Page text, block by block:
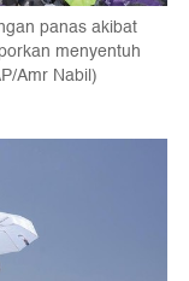
panas akibat
menyentuh
Amr Nabil)